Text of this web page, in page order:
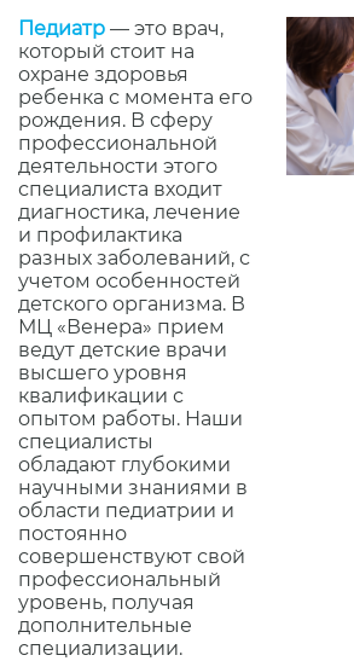
Педиатр — это врач,
который стоит на
охране здоровья
ребенка с момента его
рождения. В сферу
профессиональной
деятельности этого
специалиста входит
диагностика, лечение
и профилактика
разных заболеваний, с
учетом особенностей
детского организма. В
МЦ «Венера» прием
ведут детские врачи
высшего уровня
квалификации с
опытом работы. Наши
специалисты
обладают глубокими
научными знаниями в
области педиатрии и
постоянно
совершенствуют свой
профессиональный
уровень, получая
дополнительные
специализации.